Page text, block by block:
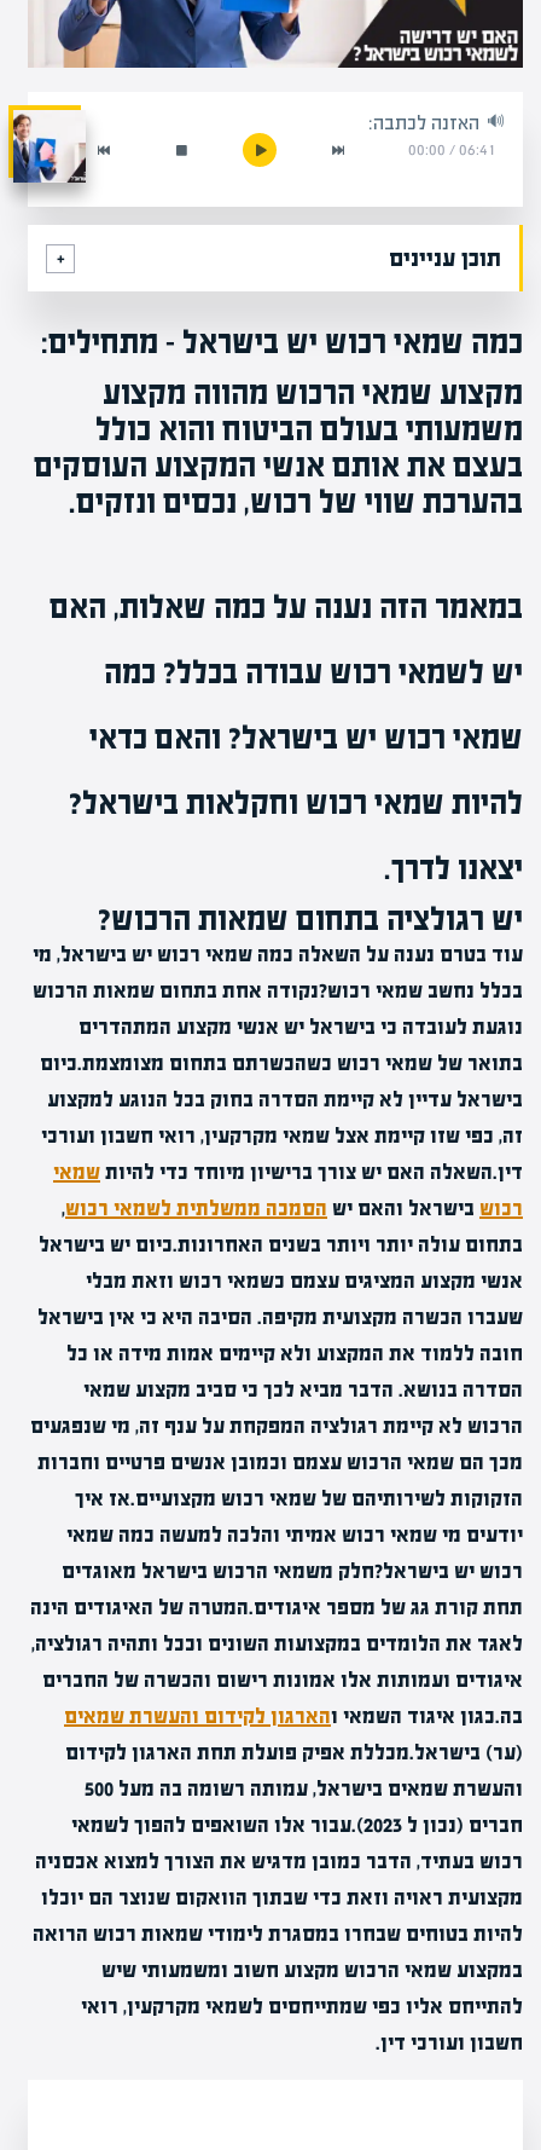
האזנה לכתבה:
06:41
/
00:00
תוכן עניינים
כמה שמאי רכוש יש בישראל – מתחילים:
מקצוע שמאי הרכוש מהווה מקצוע
משמעותי בעולם הביטוח והוא כולל
בעצם את אותם אנשי המקצוע העוסקים
בהערכת שווי של רכוש, נכסים ונזקים.
במאמר הזה נענה על כמה שאלות, האם
יש לשמאי רכוש עבודה בכלל? כמה
שמאי רכוש יש בישראל? והאם כדאי
להיות שמאי רכוש וחקלאות בישראל?
יצאנו לדרך.
יש רגולציה בתחום שמאות הרכוש?
עוד בטרם נענה על השאלה כמה שמאי רכוש יש בישראל, מי
בכלל נחשב שמאי רכוש?נקודה אחת בתחום שמאות הרכוש
נוגעת לעובדה כי בישראל יש אנשי מקצוע המתהדרים
בתואר של שמאי רכוש כשהכשרתם בתחום מצומצמת.כיום
בישראל עדיין לא קיימת הסדרה בחוק בכל הנוגע למקצוע
זה, כפי שזו קיימת אצל שמאי מקרקעין, רואי חשבון ועורכי
דין.השאלה האם יש צורך ברישיון מיוחד כדי להיותשמאי
רכוש בישראל והאם יש הסמכה ממשלתית לשמאי רכוש,
בתחום עולה יותר ויותר בשנים האחרונות.כיום יש בישראל
אנשי מקצוע המציגים עצמם כשמאי רכוש וזאת מבלי
שעברו הכשרה מקצועית מקיפה. הסיבה היא כי אין בישראל
חובה ללמוד את המקצוע ולא קיימים אמות מידה או כל
הסדרה בנושא. הדבר מביא לכך כי סביב מקצוע שמאי
הרכוש לא קיימת רגולציה המפקחת על ענף זה, מי שנפגעים
מכך הם שמאי הרכוש עצמם וכמובן אנשים פרטיים וחברות
הזקוקות לשירותיהם של שמאי רכוש מקצועיים.אז איך
יודעים מי שמאי רכוש אמיתי והלכה למעשה כמה שמאי
רכוש יש בישראל?חלק משמאי הרכוש בישראל מאוגדים
תחת קורת גג של מספר איגודים.המטרה של האיגודים הינה
לאגד את הלומדים במקצועות השונים וככל ותהיה רגולציה,
איגודים ועמותות אלו אמונות רישום והכשרה של החברים
בה.כגון איגוד השמאי והארגון לקידום והעשרת שמאים
(ער) בישראל.מכללת אפיק פועלת תחת הארגון לקידום
והעשרת שמאים בישראל, עמותה רשומה בה מעל 500
חברים (נכון ל 2023).עבור אלו השואפים להפוך לשמאי
רכוש בעתיד, הדבר כמובן מדגיש את הצורך למצוא אכסניה
מקצועית ראויה וזאת כדי שבתוך הוואקום שנוצר הם יוכלו
להיות בטוחים שבחרו במסגרת לימודי שמאות רכוש הרואה
במקצוע שמאי הרכוש מקצוע חשוב ומשמעותי שיש
להתייחס אליו כפי שמתייחסים לשמאי מקרקעין, רואי
חשבון ועורכי דין.